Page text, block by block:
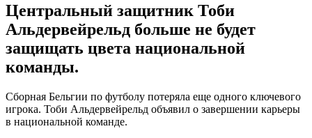
Центральный защитник Тоби
Альдервейрельд больше не будет
защищать цвета национальной
команды.
Сборная Бельгии по футболу потеряла еще одного ключевого
игрока. Тоби Альдервейрельд объявил о завершении карьеры
в национальной команде.